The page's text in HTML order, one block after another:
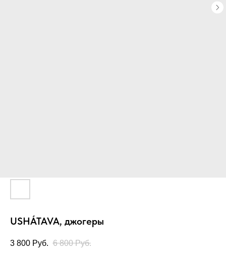
USHÁTAVA, джогеры
3 800 Руб. 6 800 Руб.